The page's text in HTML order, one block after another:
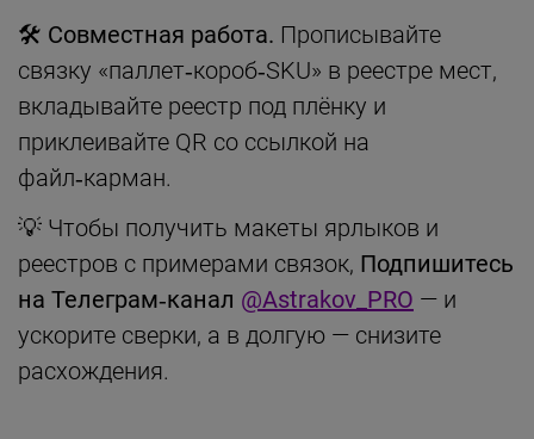
🛠 Совместная работа. Прописывайте
связку «паллет‑короб‑SKU» в реестре мест,
вкладывайте реестр под плёнку и
приклеивайте QR со ссылкой на
файл‑карман.
💡 Чтобы получить макеты ярлыков и
реестров с примерами связок, Подпишитесь
на Телеграм‑канал @Astrakov_PRO — и
ускорите сверки, а в долгую — снизите
расхождения.